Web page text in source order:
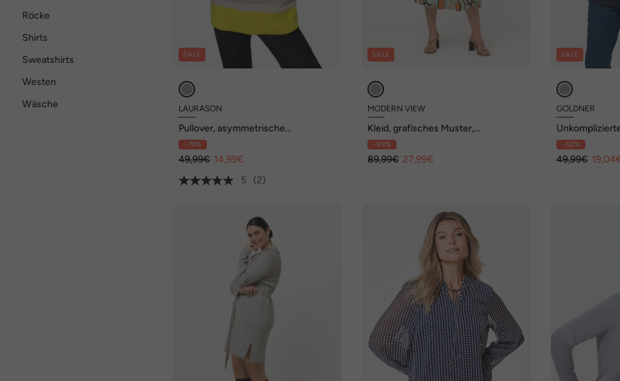
Röcke
Shirts
Sweatshirts
Westen
Wäsche
SALE
LAURASON
Pullover, asymmetrische
Blockstreifen, Kimono-Passform, V-
Ausschnitt, angarm
- 70%
49,99€ 14,99€
5
(2)
SALE
MODERN VIEW
Kleid, grafisches Muster,
Hemdkragen, Langarm
- 69%
89,99€ 27,99€
SALE
GOLDNER
Ausschnitt
- 62%
49,99€